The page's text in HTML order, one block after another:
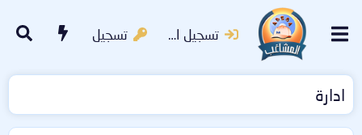
تسجيل الدخول تسجيل
ادارة